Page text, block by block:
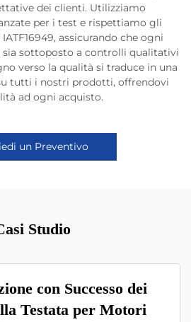
dei clienti. Utilizziamo
per i test e rispettiamo gli
assicurando che ogni
sottoposto a controlli qualitativi
verso la qualità si traduce in una
tutti i nostri prodotti, offrendovi
ad ogni acquisto.
un Preventivo
Studio
con Successo dei
Testata per Motori